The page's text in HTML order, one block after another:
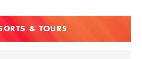
& TOURS